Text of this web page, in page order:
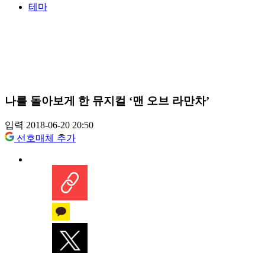
테마
나를 돌아보게 한 뮤지컬 ‘맨 오브 라만차’
입력 2018-06-20 20:50
선호매체 추가